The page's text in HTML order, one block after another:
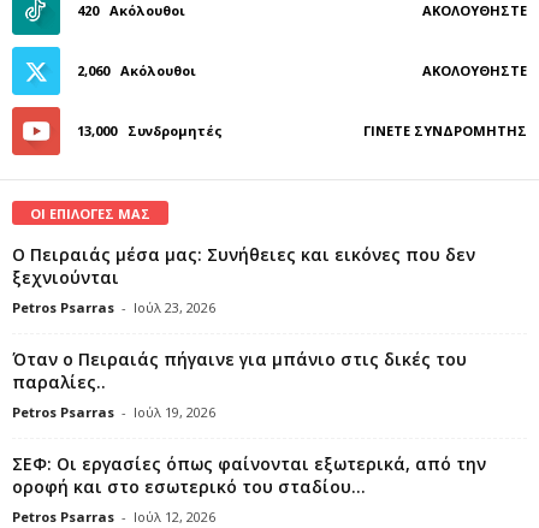
420 Ακόλουθοι ΑΚΟΛΟΥΘΉΣΤΕ
2,060 Ακόλουθοι ΑΚΟΛΟΥΘΉΣΤΕ
13,000 Συνδρομητές ΓΊΝΕΤΕ ΣΥΝΔΡΟΜΗΤΉΣ
ΟΙ ΕΠΙΛΟΓΕΣ ΜΑΣ
Ο Πειραιάς μέσα μας: Συνήθειες και εικόνες που δεν
ξεχνιούνται
Petros Psarras - Ιούλ 23, 2026
Όταν ο Πειραιάς πήγαινε για μπάνιο στις δικές του
παραλίες..
Petros Psarras - Ιούλ 19, 2026
ΣΕΦ: Οι εργασίες όπως φαίνονται εξωτερικά, από την
οροφή και στο εσωτερικό του σταδίου...
Petros Psarras - Ιούλ 12, 2026